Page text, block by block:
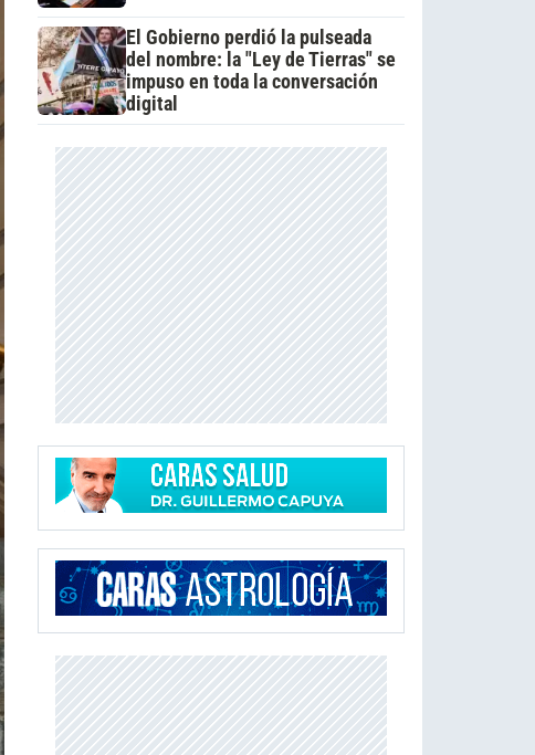
El Gobierno perdió la pulseada
del nombre: la "Ley de Tierras" se
impuso en toda la conversación
digital